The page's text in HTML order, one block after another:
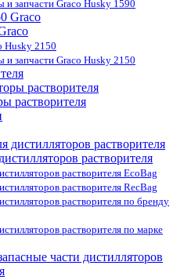
и запчасти Graco Husky 1590
Husky 2150
и запчасти Graco Husky 2150
растворителя
растворителя
растворителя EcoBag
растворителя RecBag
растворителя по бренду
растворителя по марке